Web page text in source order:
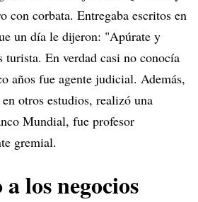
con corbata. Entregaba escritos en
un día le dijeron: "Apúrate y
turista. En verdad casi no conocía
años fue agente judicial. Además,
otros estudios, realizó una
Mundial, fue profesor
gremial.
los negocios